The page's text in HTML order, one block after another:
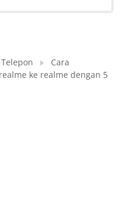
Cara
ke realme dengan 5